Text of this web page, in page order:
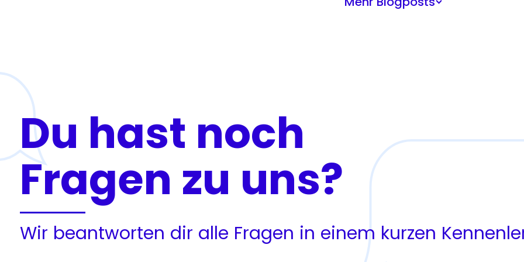
>
Du hast noch
Fragen zu uns?
Wir beantworten dir alle Fragen in einem kurzen